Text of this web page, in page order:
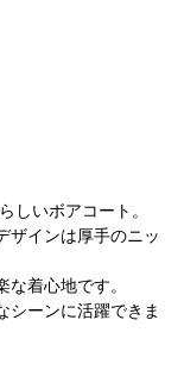
しいボアコート。
ザインは厚手のニッ
着心地です。
シーンに活躍できま